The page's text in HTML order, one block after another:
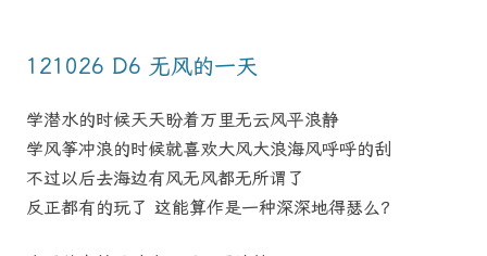
121026 D6 无风的一天
学潜水的时候天天盼着万里无云风平浪静
学风筝冲浪的时候就喜欢大风大浪海风呼呼的刮
不过以后去海边有风无风都无所谓了
反正都有的玩了 这能算作是一种深深地得瑟么？